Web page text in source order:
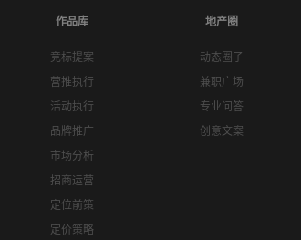
作品库
竞标提案
营推执行
活动执行
品牌推广
市场分析
招商运营
定位前策
定价策略
地产圈
动态圈子
兼职广场
专业问答
创意文案